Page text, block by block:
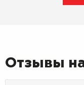
Отзывы